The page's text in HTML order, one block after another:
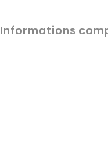
Informations